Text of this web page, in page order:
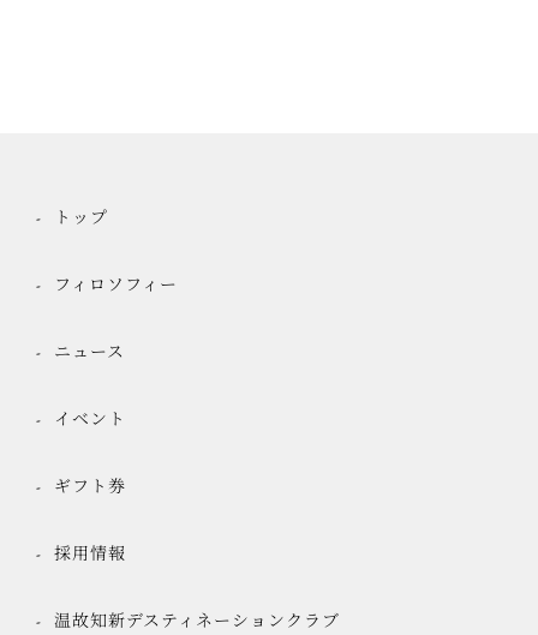
トップ
フィロソフィー
ニュース
イベント
ギフト券
採用情報
温故知新デスティネーションクラブ